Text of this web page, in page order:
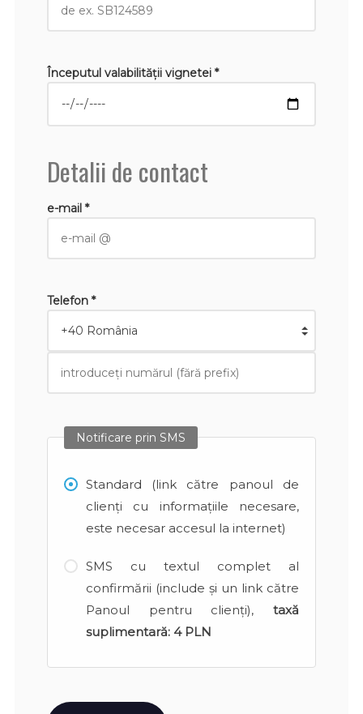
Începutul valabilităţii vignetei *
Detalii de contact
e-mail *
Telefon *
Notificare prin SMS
Standard (link către panoul de
clienți cu informațiile necesare,
este necesar accesul la internet)
SMS cu textul complet al
confirmării (include și un link către
Panoul pentru clienți), taxă
suplimentară: 4 PLN